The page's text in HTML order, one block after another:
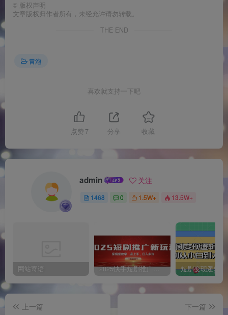
© 版权声明
文章版权归作者所有，未经允许请勿转载。
THE END
冒泡
喜欢就支持一下吧
点赞 7 分享 收藏
admin 关注
1468 0 1.5W+ 13.5W+
网站寄语 2025快手短剧推广新玩法，保姆级教学，日入多张，可矩阵操作
上一篇
下一篇